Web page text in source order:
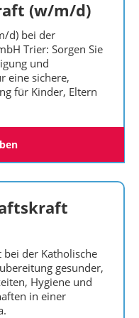
(w/m/d)
d) bei der
Trier: Sorgen Sie
und
eine sichere,
für Kinder, Eltern
der Katholische
gesunder,
Hygiene und
in einer